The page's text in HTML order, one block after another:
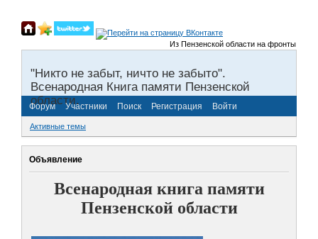
Из Пензенской области на фронты
"Никто не забыт, ничто не забыто".
Всенародная Книга памяти Пензенской
области.
Форум Участники Поиск Регистрация Войти
Активные темы
Объявление
Всенародная книга памяти
Пензенской области